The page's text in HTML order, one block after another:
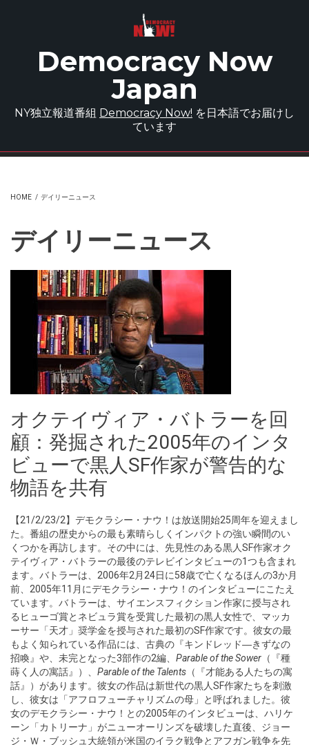
Democracy Now
Japan
NY独立報道番組 Democracy Now! を日本語でお届けし
ています
HOME / デイリーニュース
デイリーニュース
オクテイヴィア・バトラーを回
顧：発掘された2005年のインタ
ビューで黒人SF作家が警告的な
物語を共有
【21/2/23/2】デモクラシー・ナウ！は放送開始25周年を迎えまし
た。番組の歴史からの最も素晴らしくインパクトの強い瞬間のい
くつかを再訪します。その中には、先見性のある黒人SF作家オク
テイヴィア・バトラーの最後のテレビインタビューの1つも含まれ
ます。バトラーは、2006年2月24日に58歳で亡くなるほんの3か月
前、2005年11月にデモクラシー・ナウ！のインタビューにこたえ
ています。バトラーは、サイエンスフィクション作家に授与され
るヒューゴ賞とネビュラ賞を受賞した最初の黒人女性で、マッカ
ーサー「天才」奨学金を授与された最初のSF作家です。彼女の最
もよく知られている作品には、古典の『キンドレッド―きずなの
招喚』や、未完となった3部作の2編、 Parable of the Sower （『種
蒔く人の寓話』）、 Parable of the Talents （『才能ある人たちの寓
話』）があります。彼女の作品は新世代の黒人SF作家たちを刺激
し、彼女は「アフロフューチャリズムの母」と呼ばれました。彼
女のデモクラシー・ナウ！との2005年のインタビューは、ハリケ
ーン「カトリーナ」がニューオーリンズを破壊した直後、ジョー
ジ・Ｗ・ブッシュ大統領が米国のイラク戦争とアフガン戦争を先